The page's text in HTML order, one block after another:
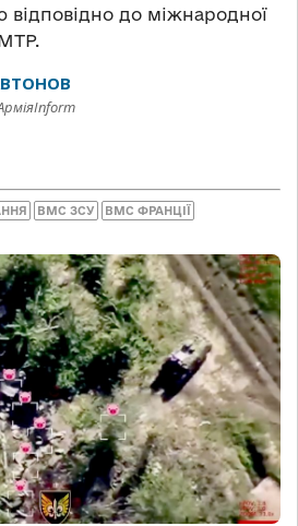
відповідно до міжнародної
ВМС ЗСУ ВМС ФРАНЦІЇ